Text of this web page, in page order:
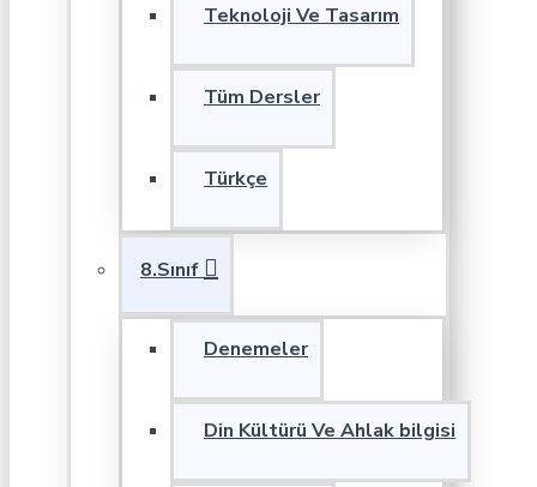
Teknoloji Ve Tasarım
Tüm Dersler
Türkçe
8.Sınıf
Denemeler
Din Kültürü Ve Ahlak bilgisi